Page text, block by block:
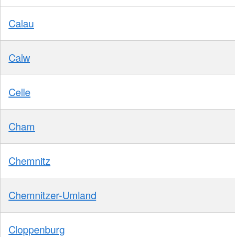
Calau
Calw
Celle
Cham
Chemnitz
Chemnitzer-Umland
Cloppenburg